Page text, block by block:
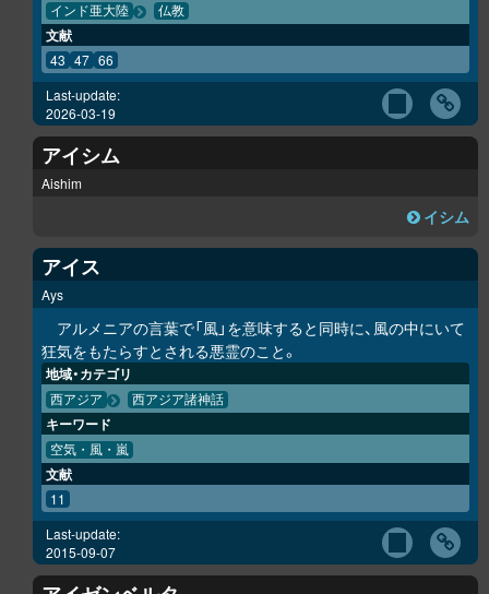
インド亜大陸 仏教
文献
43 47 66
Last-update:
2026-03-19
アイシム
Aishim
イシム
アイス
Ays
アルメニアの言葉で「風」を意味すると同時に、風の中にいて
狂気をもたらすとされる悪霊のこと。
地域・カテゴリ
西アジア 西アジア諸神話
キーワード
空気・風・嵐
文献
11
Last-update:
2015-09-07